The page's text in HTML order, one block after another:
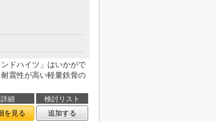
ドハイツ」はいかがで
震性が高い軽量鉄骨の
詳細
検討リスト
を見る
追加する